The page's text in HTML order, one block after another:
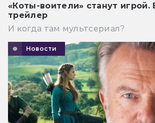
«Коты-воители» станут игрой.
трейлер
И когда там мультсериал?
Новости